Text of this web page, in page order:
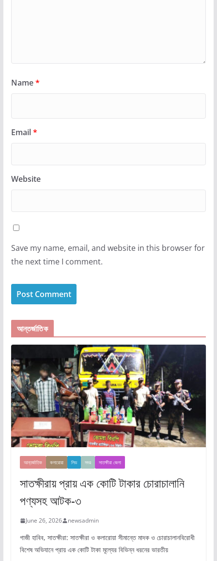
Name*
Email*
Website
Save my name, email, and website in this browser for
the next time I comment.
আন্তর্জাতিক
আন্তর্জাতিক কলারোয়া লিড সদর সাতক্ষীরা জেলা
সাতক্ষীরায় প্রায় এক কোটি টাকার চোরাচালানি
পণ্যসহ আটক-৩
June 26, 2026 newsadmin
গাজী হাবিব, সাতক্ষীরা: সাতক্ষীরা ও কলারোয়া সীমান্তে মাদক ও চোরাচালানবিরোধী
বিশেষ অভিযানে প্রায় এক কোটি টাকা মূল্যের বিভিন্ন ধরনের ভারতীয়